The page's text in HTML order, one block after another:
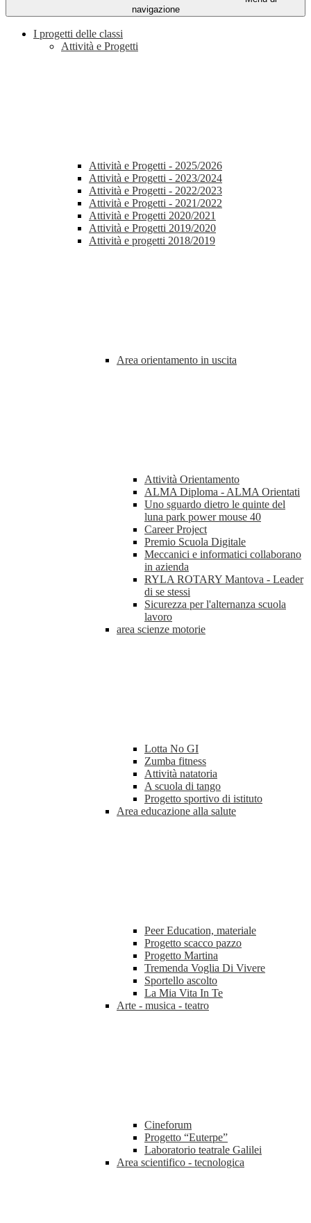
navigazione
I progetti delle classi
Attività e Progetti
Attività e Progetti - 2025/2026
Attività e Progetti - 2023/2024
Attività e Progetti - 2022/2023
Attività e Progetti - 2021/2022
Attività e Progetti 2020/2021
Attività e Progetti 2019/2020
Attività e progetti 2018/2019
Area orientamento in uscita
Attività Orientamento
ALMA Diploma - ALMA Orientati
Uno sguardo dietro le quinte del
luna park power mouse 40
Career Project
Premio Scuola Digitale
Meccanici e informatici collaborano
in azienda
RYLA ROTARY Mantova - Leader
di se stessi
Sicurezza per l'alternanza scuola
lavoro
area scienze motorie
Lotta No GI
Zumba fitness
Attività natatoria
A scuola di tango
Progetto sportivo di istituto
Area educazione alla salute
Peer Education, materiale
Progetto scacco pazzo
Progetto Martina
Tremenda Voglia Di Vivere
Sportello ascolto
La Mia Vita In Te
Arte - musica - teatro
Cineforum
Progetto “Euterpe”
Laboratorio teatrale Galilei
Area scientifico - tecnologica